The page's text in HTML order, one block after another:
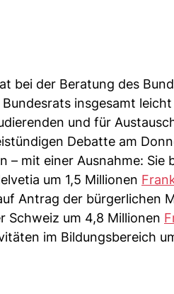
bei der Beratung des
insgesamt
und für
Debatte am
– mit einer Ausnahme:
um 1,5 Millionen
Antrag der bürgerlichen
Schweiz um 4,8 Millionen
im Bildungsbereich